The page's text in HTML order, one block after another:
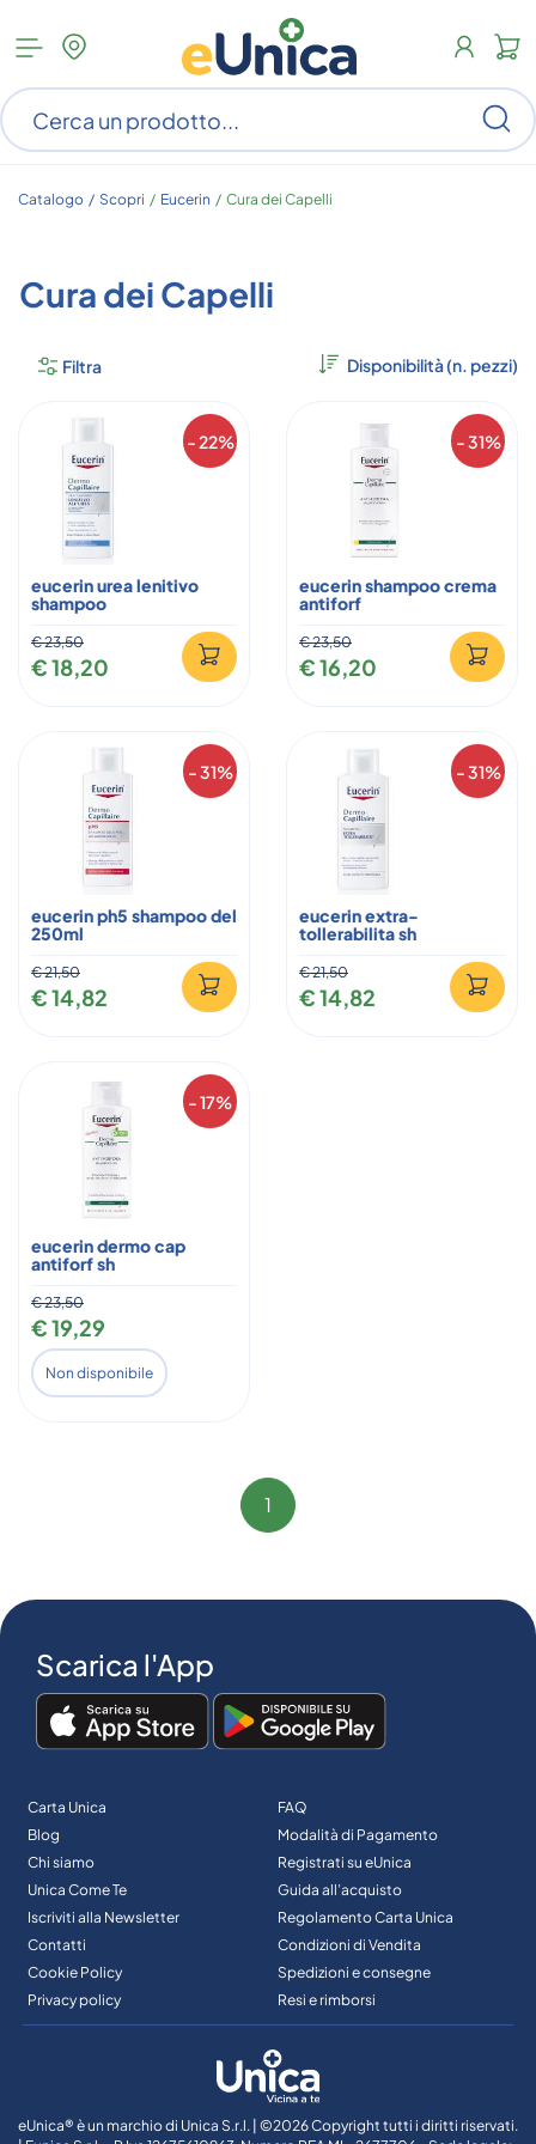
Apri
menu
categorie
Catalogo / Scopri / Eucerin / Cura dei Capelli
Cura dei Capelli
Filtra
- 22%
eucerin urea lenitivo
shampoo
€ 23,50
€ 18,20
- 31%
eucerin shampoo crema
antiforf
€ 23,50
€ 16,20
- 31%
eucerin ph5 shampoo del
250ml
€ 21,50
€ 14,82
- 31%
eucerin extra-
tollerabilita sh
€ 21,50
€ 14,82
- 17%
eucerin dermo cap
antiforf sh
€ 23,50
€ 19,29
Non disponibile
1
Scarica l'App
Carta Unica
Blog
Chi siamo
Unica Come Te
Iscriviti alla Newsletter
Contatti
Cookie Policy
Privacy policy
FAQ
Modalità di Pagamento
Registrati su eUnica
Guida all’acquisto
Regolamento Carta Unica
Condizioni di Vendita
Spedizioni e consegne
Resi e rimborsi
eUnica® è un marchio di Unica S.r.l. | ©2026 Copyright tutti i diritti riservati.